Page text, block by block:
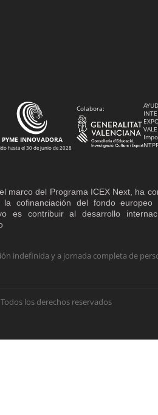
PYME INNOVADORA
hasta el 30 de junio de 2028
Colabora:
marco del Programa ICEX Next, ha
cofinanciación del fondo europeo
es contribuir al desarrollo
indefinida y a jornada completa de
los derechos reservados